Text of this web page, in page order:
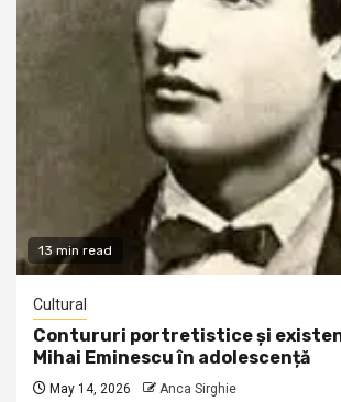
13 min read
Cultural
Contururi portretistice și
Mihai Eminescu în adolescență
May 14, 2026 Anca Sirghie